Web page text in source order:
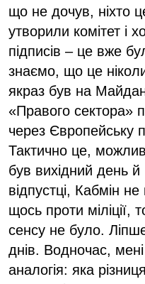
що не дочув, ніхто
утворили комітет і
підписів – це вже
знаємо, що це
якраз був на
«Правого сектора»
через Європейську
Тактично це,
був вихідний день
відпустці, Кабмін
щось проти міліції,
сенсу не було.
днів. Водночас,
аналогія: яка